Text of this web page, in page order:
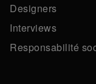
Designers
Interviews
Responsabilité